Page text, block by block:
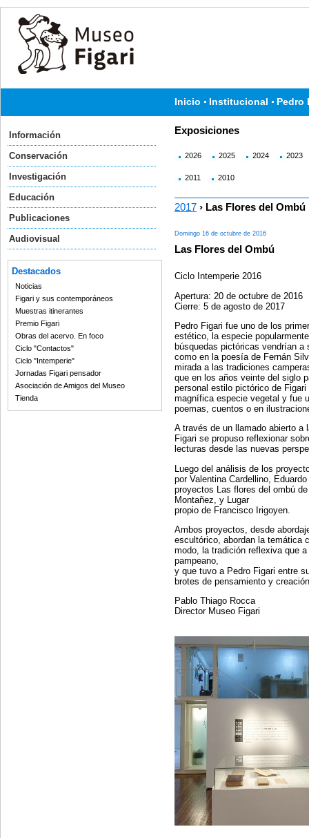
Inicio Institucional Pedro
Información
Conservación
Investigación
Educación
Publicaciones
Audiovisual
Destacados
Noticias
Figari y sus contemporáneos
Muestras itinerantes
Premio Figari
Obras del acervo. En foco
Ciclo "Contactos"
Ciclo "Intemperie"
Jornadas Figari pensador
Asociación de Amigos del Museo
Tienda
Exposiciones
2026 2025 2024 2023
2011 2010
2017 › Las Flores del Ombú
Domingo 16 de octubre de 2016
Las Flores del Ombú
Ciclo Intemperie 2016
Apertura: 20 de octubre de 2016
Cierre: 5 de agosto de 2017
Pedro Figari fue uno de los
estético, la especie
búsquedas pictóricas vendrían
como en la poesía de Fernán
mirada a las tradiciones
que en los años veinte del siglo
personal estilo pictórico de
magnífica especie vegetal y fue
poemas, cuentos o en
A través de un llamado abierto
Figari se propuso reflexionar
lecturas desde las nuevas
Luego del análisis de los
por Valentina Cardellino,
proyectos Las flores del ombú
Montañez, y Lugar
propio de Francisco Irigoyen.
Ambos proyectos, desde
escultórico, abordan la temática
modo, la tradición reflexiva que
pampeano,
y que tuvo a Pedro Figari entre
brotes de pensamiento y
Pablo Thiago Rocca
Director Museo Figari